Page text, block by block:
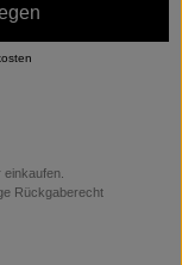
einkaufen.
Rückgaberecht